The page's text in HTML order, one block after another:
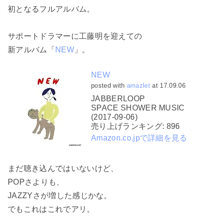
初となるフルアルバム。
サポートドラマーに工藤明を迎えての
新アルバム「 NEW」。
NEW
posted with amazlet at 17.09.06
JABBERLOOP
SPACE SHOWER MUSIC
(2017-09-06)
売り上げランキング: 896
Amazon.co.jpで詳細を見る
まだ聴き込んではいないけど、
POPさよりも、
JAZZYさが増した感じかな。
でもこれはこれでアリ。